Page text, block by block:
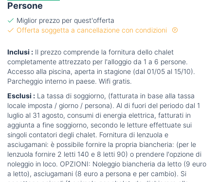
Persone
Miglior prezzo per quest'offerta
Offerta soggetta a cancellazione con condizioni
Inclusi : Il prezzo comprende la fornitura dello chalet
completamente attrezzato per l'alloggio da 1 a 6 persone.
Accesso alla piscina, aperta in stagione (dal 01/05 al 15/10).
Parcheggio interno in paese. Wifi gratis.
Esclusi : La tassa di soggiorno, (fatturata in base alla tassa
locale imposta / giorno / persona). Al di fuori del periodo dal 1
luglio al 31 agosto, consumi di energia elettrica, fatturati in
aggiunta a fine soggiorno, secondo le letture effettuate sui
singoli contatori degli chalet. Fornitura di lenzuola e
asciugamani: è possibile fornire la propria biancheria: (per le
lenzuola fornire 2 letti 140 e 8 letti 90) o prendere l'opzione di
noleggio in loco. OPZIONI: Noleggio biancheria da letto (9 euro
a letto), asciugamani (8 euro a persona e per cambio). Si